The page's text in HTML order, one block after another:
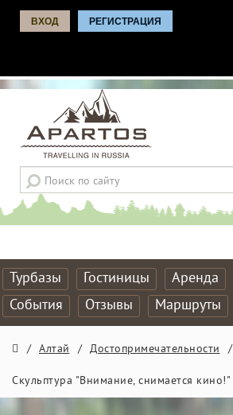
ВХОД РЕГИСТРАЦИЯ
Турбазы Гостиницы Аренда
События
Отзывы Маршруты
/ Алтай / Достопримечательности /
Скульптура "Внимание, снимается кино!"